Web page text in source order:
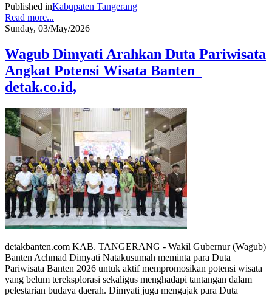
Published inKabupaten Tangerang
Read more...
Sunday, 03/May/2026
Wagub Dimyati Arahkan Duta Pariwisata
Angkat Potensi Wisata Banten
detak.co.id,
detakbanten.com KAB. TANGERANG - Wakil Gubernur (Wagub)
Banten Achmad Dimyati Natakusumah meminta para Duta
Pariwisata Banten 2026 untuk aktif mempromosikan potensi wisata
yang belum tereksplorasi sekaligus menghadapi tantangan dalam
pelestarian budaya daerah. Dimyati juga mengajak para Duta